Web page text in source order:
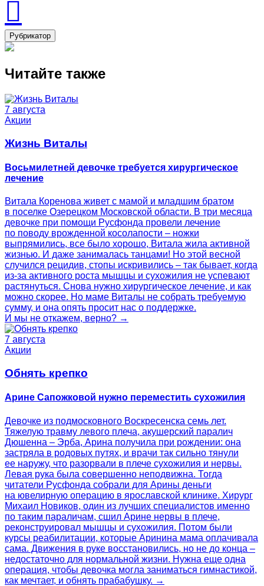
Рубрикатор
Читайте также
7 августа
Акции
Жизнь Виталы
Восьмилетней девочке требуется хирургическое
лечение
Витала Коренова живет с мамой и младшим братом
в поселке Озерецком Московской области. В три месяца
девочке при помощи Русфонда провели лечение
по поводу врожденной косолапости – ножки
выпрямились, все было хорошо, Витала жила активной
жизнью. И даже занималась танцами! Но этой весной
случился рецидив, стопы искривились – так бывает, когда
из-за активного роста мышцы и сухожилия не успевают
растянуться. Снова нужно хирургическое лечение, и как
можно скорее. Но маме Виталы не собрать требуемую
сумму, и она опять просит нас о поддержке.
И мы не откажем, верно? →
7 августа
Акции
Обнять крепко
Арине Сапожковой нужно переместить сухожилия
Девочке из подмосковного Воскресенска семь лет.
Тяжелую травму левого плеча, акушерский паралич
Дюшенна – Эрба, Арина получила при рождении: она
застряла в родовых путях, и врачи так сильно тянули
ее наружу, что разорвали в плече сухожилия и нервы.
Левая рука была совершенно неподвижна. Тогда
читатели Русфонда собрали для Арины деньги
на ювелирную операцию в ярославской клинике. Хирург
Михаил Новиков, один из лучших специалистов именно
по таким параличам, сшил Арине нервы в плече,
реконструировал мышцы и сухожилия. Потом были
курсы реабилитации, которые Аринина мама оплачивала
сама. Движения в руке восстановились, но не до конца –
недостаточно для нормальной жизни. Нужна еще одна
операция, чтобы девочка могла заниматься гимнастикой,
как мечтает, и обнять прабабушку. →